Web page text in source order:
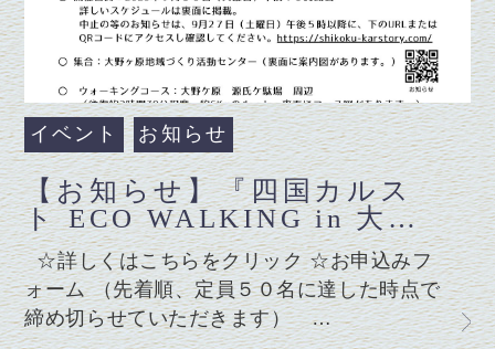
イベント お知らせ
【お知らせ】『四国カルス
ト ECO WALKING in 大…
☆詳しくはこちらをクリック ☆お申込みフ
ォーム （先着順、定員５０名に達した時点で
締め切らせていただきます） …